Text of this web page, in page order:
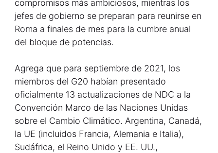
compromisos más ambiciosos, mientras los
jefes de gobierno se preparan para reunirse en
Roma a finales de mes para la cumbre anual
del bloque de potencias.
Agrega que para septiembre de 2021, los
miembros del G20 habían presentado
oficialmente 13 actualizaciones de NDC a la
Convención Marco de las Naciones Unidas
sobre el Cambio Climático. Argentina, Canadá,
la UE (incluidos Francia, Alemania e Italia),
Sudáfrica, el Reino Unido y EE. UU.,